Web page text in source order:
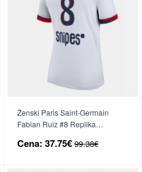
Ženski Paris Saint-Germain
Fabian Ruiz #8 Replika
26 Kratek Rokav
Cena: 37.75€ 99.38€